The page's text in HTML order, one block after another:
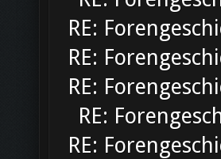
RE:
RE:
RE:
RE:
RE: